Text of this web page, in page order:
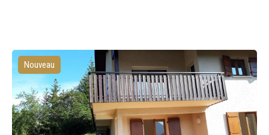
Nouveau